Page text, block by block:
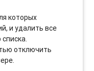
которых
и удалить все
отключить